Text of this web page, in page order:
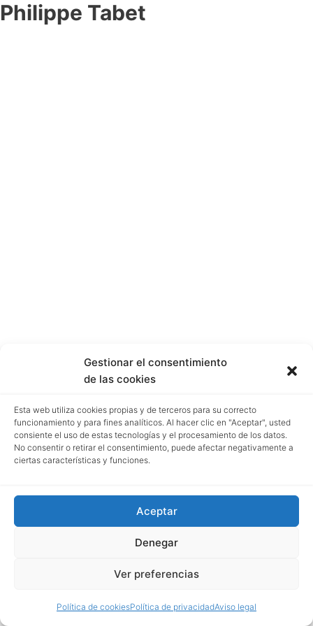
Gestionar el consentimiento
de las cookies
Esta web utiliza cookies propias y de terceros para su correcto
funcionamiento y para fines analíticos. Al hacer clic en "Aceptar", usted
consiente el uso de estas tecnologías y el procesamiento de los datos.
No consentir o retirar el consentimiento, puede afectar negativamente a
ciertas características y funciones.
Aceptar
Denegar
Ver preferencias
Política de cookiesPolítica de privacidadAviso legal
Philippe Tabet